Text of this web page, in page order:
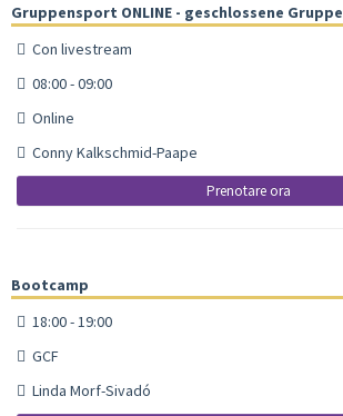
Gruppensport ONLINE - geschlossene Gruppe
Con livestream
08:00 - 09:00
Online
Conny Kalkschmid-Paape
Prenotare ora
Bootcamp
18:00 - 19:00
GCF
Linda Morf-Sivadó